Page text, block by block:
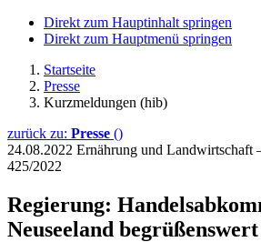
Direkt zum Hauptinhalt springen
Direkt zum Hauptmenü springen
Startseite
Presse
Kurzmeldungen (hib)
zurück zu: Presse ()
24.08.2022 Ernährung und
425/2022
Regierung:
Neuseeland begrüßenswert